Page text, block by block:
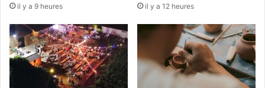
il y a 9 heures il y a 12 heures